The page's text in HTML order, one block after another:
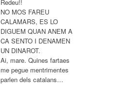
Redeu!!
NO MOS FAREU
CALAMARS, ES LO
DIGUEM QUAN ANEM A
CA SENTO I DENAMEN
UN DINAROT.
Ai, mare. Quines fartaes
me pegue mentrimentes
parlen dels catalans…